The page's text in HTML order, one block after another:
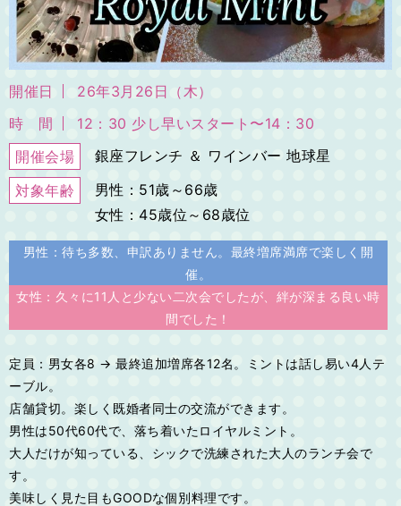
開催日
26年3月26日（木）
時 間
12：30 少し早いスタート〜14：30
開催会場
銀座フレンチ ＆ ワインバー 地球星
対象年齢
男性：51歳～66歳
女性：45歳位～68歳位
男性：待ち多数、申訳ありません。最終増席満席で楽しく開
催。
女性：久々に11人と少ない二次会でしたが、絆が深まる良い時
間でした！
定員：男女各8 → 最終追加増席各12名。ミントは話し易い4人テ
ーブル。
店舗貸切。楽しく既婚者同士の交流ができます。
男性は50代60代で、落ち着いたロイヤルミント。
大人だけが知っている、シックで洗練された大人のランチ会で
す。
美味しく見た目もGOODな個別料理です。